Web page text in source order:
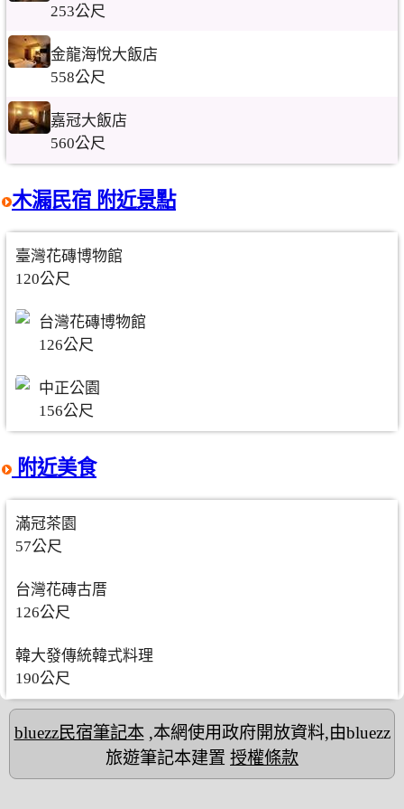
253公尺
金龍海悅大飯店
558公尺
嘉冠大飯店
560公尺
木漏民宿 附近景點
臺灣花磚博物館
120公尺
台灣花磚博物館
126公尺
中正公園
156公尺
附近美食
滿冠茶園
57公尺
台灣花磚古厝
126公尺
韓大發傳統韓式料理
190公尺
bluezz民宿筆記本,本網使用政府開放資料,由bluezz
旅遊筆記本建置 授權條款